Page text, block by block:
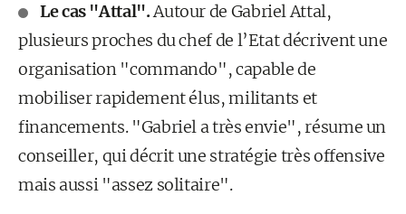
Le cas "Attal".Autour de Gabriel Attal,
plusieurs proches du chef de l’Etat décrivent une
organisation "commando", capable de
mobiliser rapidement élus, militants et
financements. "Gabriel a très envie", résume un
conseiller, qui décrit une stratégie très offensive
mais aussi "assez solitaire".